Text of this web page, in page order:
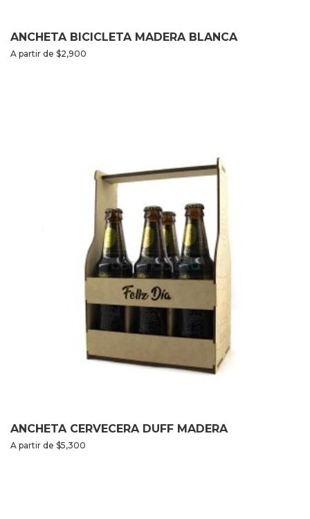
ANCHETA BICICLETA MADERA BLANCA
A partir de $2,900
ANCHETA CERVECERA DUFF MADERA
A partir de $5,300